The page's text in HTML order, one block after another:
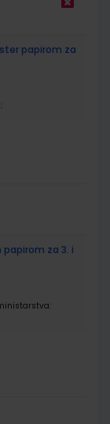
papirom za
papirom za 3. i